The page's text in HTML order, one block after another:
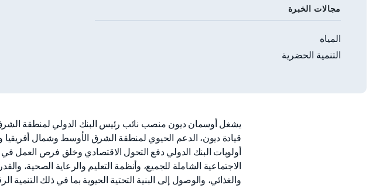
مجالات الخبرة
المياه
التنمية الحضرية
يشغل أوسمان ديون منصب نائب رئيس البنك الدولي لمنطقة
قيادة ديون، الدعم الحيوي لمنطقة الشرق الأوسط وشمال أفريقيا
أولويات البنك الدولي دفع التحول الاقتصادي وخلق فرص العمل
الاجتماعية الشاملة للجميع، وأنظمة التعليم والرعاية الصحية،
والغذائي، والوصول إلى البنية التحتية الحيوية بما في ذلك التنمية